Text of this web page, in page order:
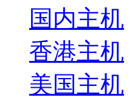
国内主机
香港主机
美国主机